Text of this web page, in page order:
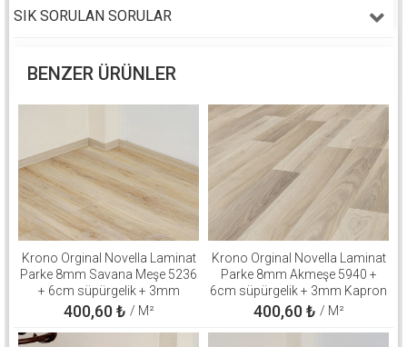
SIK SORULAN SORULAR
BENZER ÜRÜNLER
Krono Orginal Novella Laminat
Parke 8mm Savana Meşe 5236
+ 6cm süpürgelik + 3mm
Kapron Takım
400,60₺ / M²
Krono Orginal Novella Laminat
Parke 8mm Akmeşe 5940 +
6cm süpürgelik + 3mm Kapron
Takım
400,60₺ / M²